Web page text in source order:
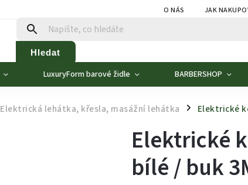
O NÁS JAK
Hledat
LuxuryForm barové židle BARBERSHOP
Elektrická lehátka, křesla, masážní lehátka / Elektrické
Elektrické
bílé / buk